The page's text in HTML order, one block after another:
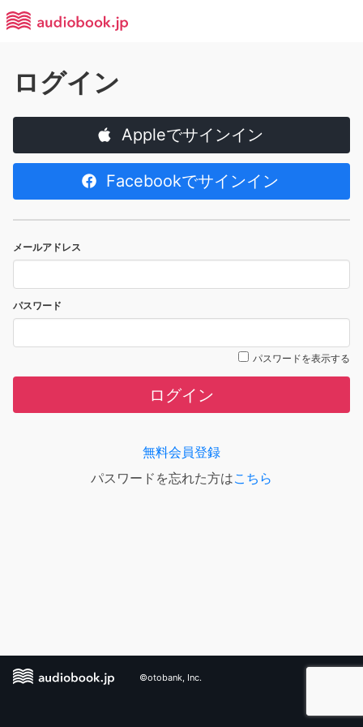
ログイン
Appleでサインイン
Facebookでサインイン
メールアドレス
パスワード
パスワードを表示する
ログイン
無料会員登録
パスワードを忘れた方はこちら
©otobank, Inc.